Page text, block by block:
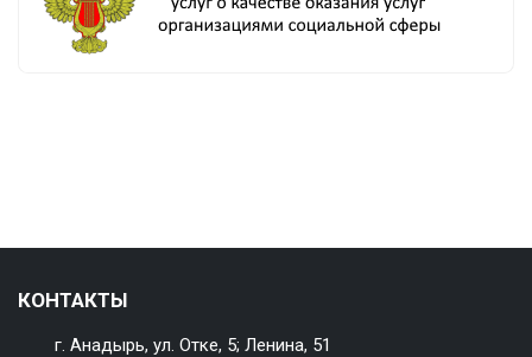
КОНТАКТЫ
г. Анадырь, ул. Отке, 5; Ленина, 51